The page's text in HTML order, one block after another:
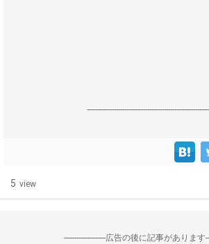
5 view
--------------------広告の後に記事があります